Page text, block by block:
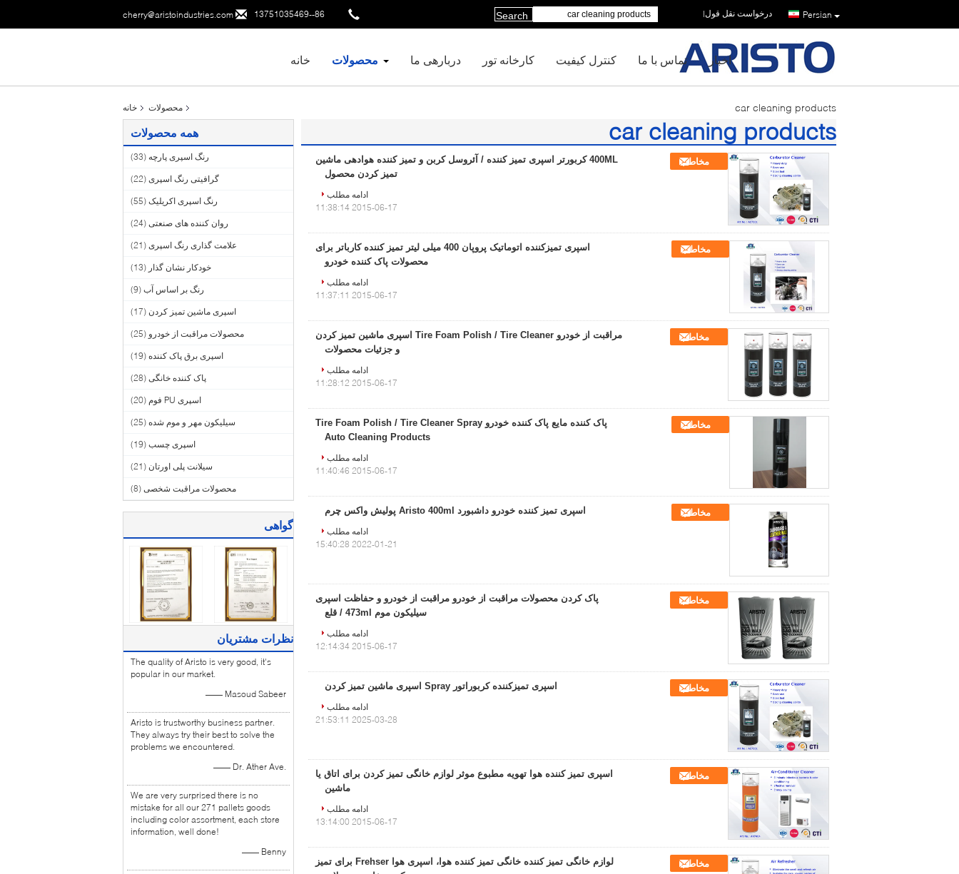
cherry@aristoindustries.com 86--13751035469 Persian درخواست نقل قول|
Search
خانه محصولات دربارهی ما کارخانه تور کنترل کیفیت تماس با ما اخبار
خانه محصولات car cleaning products
همه محصولات
رنگ اسپری پارچه (33)
گرافیتی رنگ اسپری (22)
رنگ اسپری اکریلیک (55)
روان کننده های صنعتی (24)
علامت گذاری رنگ اسپری (21)
خودکار نشان گذار (13)
رنگ بر اساس آب (9)
اسپری ماشین تمیز کردن (17)
محصولات مراقبت از خودرو (25)
اسپری برق پاک کننده (19)
پاک کننده خانگی (28)
اسپری PU فوم (20)
سیلیکون مهر و موم شده (25)
اسپری چسب (19)
سیلانت پلی اورتان (21)
محصولات مراقبت شخصی (8)
گواهی
نظرات مشتریان
The quality of Aristo is very good, it's
popular in our market.
—— Masoud Sabeer
Aristo is trustworthy business partner.
They always try their best to solve the
problems we encountered.
—— Dr. Ather Ave.
We are very surprised there is no
mistake for all our 271 pallets goods
including color assortment, each store
information, well done!
—— Benny
car cleaning products
400ML کربورتر اسپری تمیز کننده / آئروسل کربن و تمیز کننده هوادهی ماشین
تمیز کردن محصول
مخاطب
ادامه مطلب
2015-06-17 11:38:14
اسپری تمیزکننده اتوماتیک پروپان 400 میلی لیتر تمیز کننده کارباتر برای
محصولات پاک کننده خودرو
مخاطب
ادامه مطلب
2015-06-17 11:37:11
مراقبت از خودرو Tire Foam Polish / Tire Cleaner اسپری ماشین تمیز کردن
و جزئیات محصولات
مخاطب
ادامه مطلب
2015-06-17 11:28:12
پاک کننده مایع پاک کننده خودرو Tire Foam Polish / Tire Cleaner Spray
Auto Cleaning Products
مخاطب
ادامه مطلب
2015-06-17 11:40:46
اسپری تمیز کننده خودرو داشبورد Aristo 400ml پولیش واکس چرم
مخاطب
ادامه مطلب
2022-01-21 15:40:28
پاک کردن محصولات مراقبت از خودرو مراقبت از خودرو و حفاظت اسپری
سیلیکون موم 473ml / قلع
مخاطب
ادامه مطلب
2015-06-17 12:14:34
اسپری تمیزکننده کربوراتور Spray اسپری ماشین تمیز کردن
مخاطب
ادامه مطلب
2025-03-28 21:53:11
اسپری تمیز کننده هوا تهویه مطبوع موثر لوازم خانگی تمیز کردن برای اتاق یا
ماشین
مخاطب
ادامه مطلب
2015-06-17 13:14:00
لوازم خانگی تمیز کننده خانگی تمیز کننده هوا، اسپری هوا Frehser برای تمیز
مخاطب